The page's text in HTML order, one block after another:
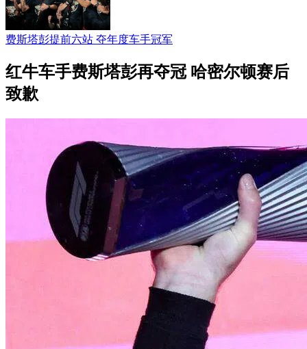
费斯塔彭提前六站 夺年度车手冠军
红牛车手费斯塔彭再夺冠 哈密尔顿赛后
致歉